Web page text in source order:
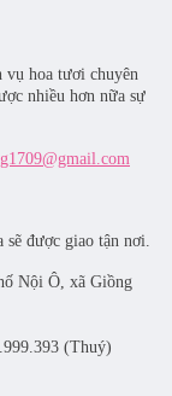
hoa tươi chuyên
nhiều hơn nữa sự
được giao tận nơi.
Nội Ô, xã Giồng
(Thuý)